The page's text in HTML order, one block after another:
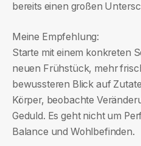
bereits einen großen
Meine Empfehlung:
Starte mit einem konkreten
neuen Frühstück, mehr
bewussteren Blick auf
Körper, beobachte
Geduld. Es geht nicht um
Balance und Wohlbefinden.